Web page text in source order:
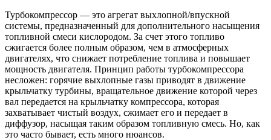
Турбокомпрессор — это агрегат выхлопной/впускной
системы, предназначенный для дополнительного насыщения
топливной смеси кислородом. За счет этого топливо
сжигается более полным образом, чем в атмосферных
двигателях, что снижает потребление топлива и повышает
мощность двигателя. Принцип работы турбокомпрессора
несложен: горячие выхлопные газы приводят в движение
крыльчатку турбины, вращательное движение которой через
вал передается на крыльчатку компрессора, которая
захватывает чистый воздух, сжимает его и передает в
диффузор, насыщая таким образом топливную смесь. Но, как
это часто бывает, есть много нюансов.